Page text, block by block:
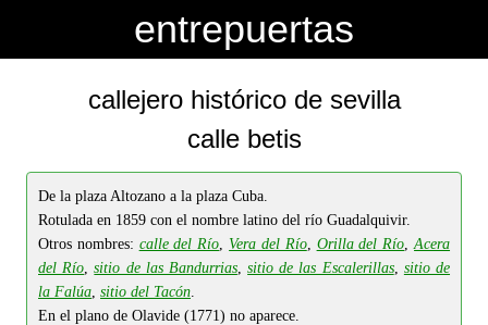
entrepuertas
callejero histórico de sevilla
calle betis
De la plaza Altozano a la plaza Cuba.
Rotulada en 1859 con el nombre latino del río Guadalquivir.
Otros nombres: calle del Río, Vera del Río, Orilla del Río,Acera
del Río,sitio de las Bandurrias,sitio de las Escalerillas, sitio de
la Falúa, sitio del Tacón.
En el plano de Olavide (1771) no aparece.